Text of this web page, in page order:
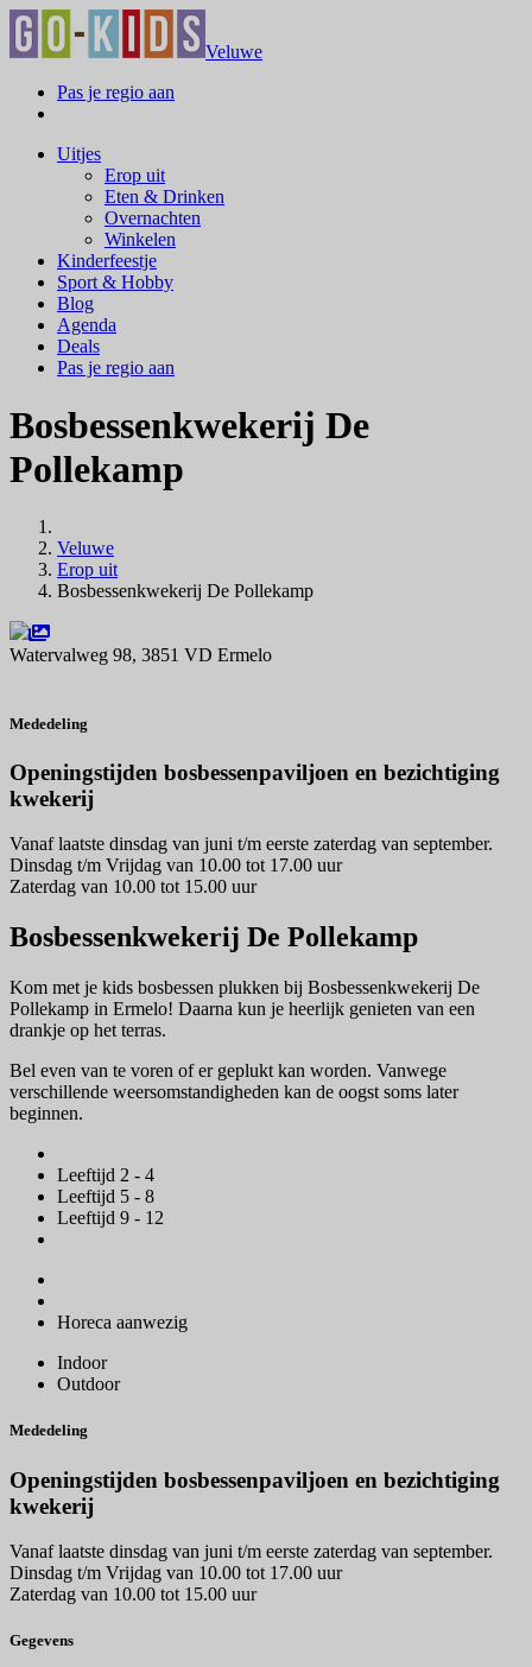
Veluwe
Pas je regio aan
Uitjes
Erop uit
Eten & Drinken
Overnachten
Winkelen
Kinderfeestje
Sport & Hobby
Blog
Agenda
Deals
Pas je regio aan
Bosbessenkwekerij De
Pollekamp
Veluwe
Erop uit
Bosbessenkwekerij De Pollekamp
Watervalweg 98, 3851 VD Ermelo
Mededeling
Openingstijden bosbessenpaviljoen en bezichtiging
kwekerij
Vanaf laatste dinsdag van juni t/m eerste zaterdag van september.
Dinsdag t/m Vrijdag van 10.00 tot 17.00 uur
Zaterdag van 10.00 tot 15.00 uur
Bosbessenkwekerij De Pollekamp
Kom met je kids bosbessen plukken bij Bosbessenkwekerij De
Pollekamp in Ermelo! Daarna kun je heerlijk genieten van een
drankje op het terras.
Bel even van te voren of er geplukt kan worden. Vanwege
verschillende weersomstandigheden kan de oogst soms later
beginnen.
Leeftijd 2 - 4
Leeftijd 5 - 8
Leeftijd 9 - 12
Horeca aanwezig
Indoor
Outdoor
Mededeling
Openingstijden bosbessenpaviljoen en bezichtiging
kwekerij
Vanaf laatste dinsdag van juni t/m eerste zaterdag van september.
Dinsdag t/m Vrijdag van 10.00 tot 17.00 uur
Zaterdag van 10.00 tot 15.00 uur
Gegevens